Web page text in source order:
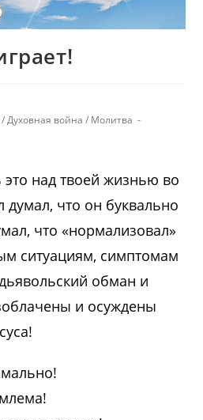
/ Духовная война / Молитва
над твоей жизнью во
что он буквально
что «нормализовал»
ситуациям, симптомам
обман и
и осуждены